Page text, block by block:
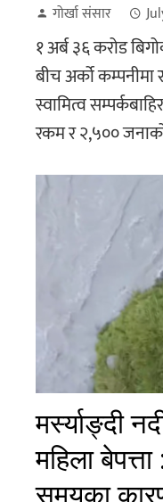
गोर्खा संसार
१ अर्ब ३६ करोड
बीच अर्को
स्वामित्व
रकम र २,५००
मर्स्याङ्दी
महिला